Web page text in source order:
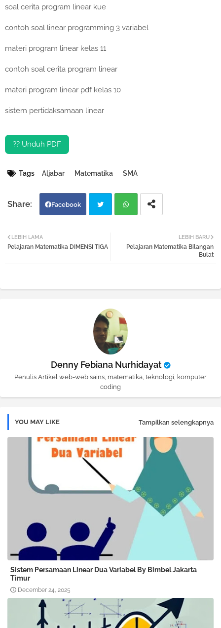
soal cerita program linear kue
contoh soal linear programming 3 variabel
materi program linear kelas 11
contoh soal cerita program linear
materi program linear pdf kelas 10
sistem pertidaksamaan linear
?? Unduh PDF
Tags Aljabar Matematika SMA
Facebook
tter atsa
LEBIH BARU
Pelajaran Matematika Bilangan
Bulat
LEBIH LAMA
Pelajaran Matematika DIMENSI TIGA
Denny Febiana Nurhidayat
Penulis Artikel web-web sains, matematika, teknologi, komputer
coding
YOU MAY LIKE Tampilkan selengkapnya
Sistem Persamaan Linear Dua Variabel By Bimbel Jakarta
Timur
December 24, 2025